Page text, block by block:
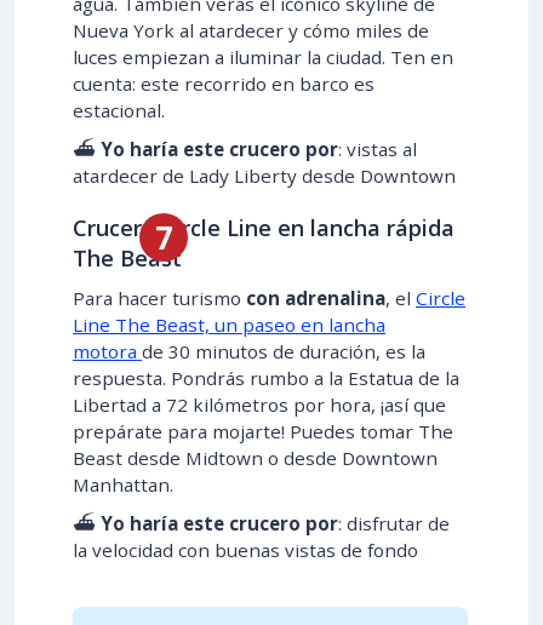
Nueva York al atardecer y cómo miles de
luces empiezan a iluminar la ciudad. Ten en
cuenta: este recorrido en barco es
estacional.
⛴️ Yo haría este crucero por: vistas al
atardecer de Lady Liberty desde Downtown
Crucero Circle Line en lancha rápida
The Beast
Para hacer turismo con adrenalina, el Circle
Line The Beast, un paseo en lancha
motora de 30 minutos de duración, es la
respuesta. Pondrás rumbo a la Estatua de la
Libertad a 72 kilómetros por hora, ¡así que
prepárate para mojarte! Puedes tomar The
Beast desde Midtown o desde Downtown
Manhattan.
⛴️ Yo haría este crucero por: disfrutar de
la velocidad con buenas vistas de fondo